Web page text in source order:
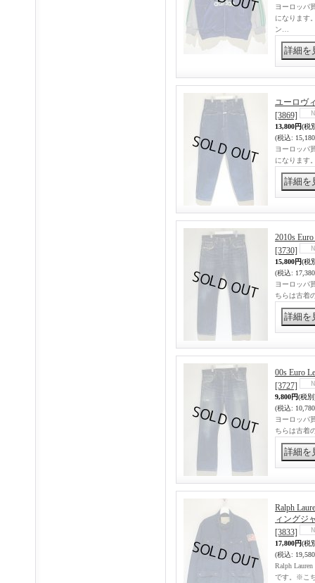
ヨーロッパ
になります
ン…
ユーロヴ
[3869]
13,800円(税
(税込:
ヨーロッパ
になります
2010s
[3730]
15,800円(税
(税込:
ヨーロッパ
ちらは古着
00s Euro
[3727]
9,800円(税
(税込:
ヨーロッパ
ちらは古着
Ralph
ィングジ
[3833]
17,800円(税
(税込:
Ralph
です。※こ